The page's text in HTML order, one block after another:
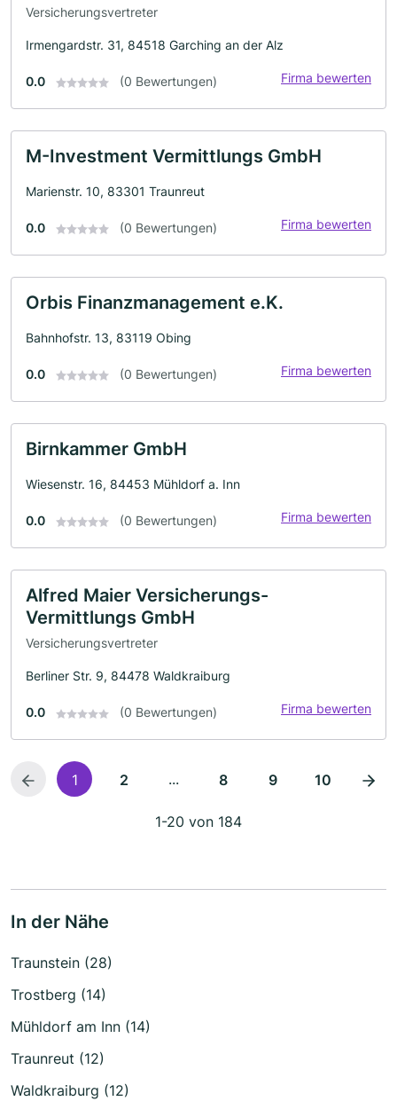
Versicherungsvertreter
Irmengardstr. 31, 84518 Garching an der Alz
0.0 (0 Bewertungen) Firma bewerten
M-Investment Vermittlungs GmbH
Marienstr. 10, 83301 Traunreut
0.0 (0 Bewertungen) Firma bewerten
Orbis Finanzmanagement e.K.
Bahnhofstr. 13, 83119 Obing
0.0 (0 Bewertungen) Firma bewerten
Birnkammer GmbH
Wiesenstr. 16, 84453 Mühldorf a. Inn
0.0 (0 Bewertungen) Firma bewerten
Alfred Maier Versicherungs-
Vermittlungs GmbH
Versicherungsvertreter
Berliner Str. 9, 84478 Waldkraiburg
0.0 (0 Bewertungen) Firma bewerten
1 2 ... 8 9 10
1-20 von 184
In der Nähe
Traunstein (28)
Trostberg (14)
Mühldorf am Inn (14)
Traunreut (12)
Waldkraiburg (12)